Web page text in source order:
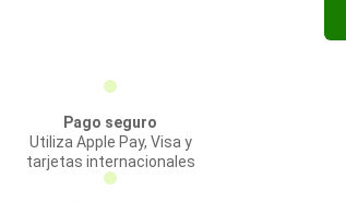
Pago seguro
Utiliza Apple Pay, Visa y
tarjetas internacionales